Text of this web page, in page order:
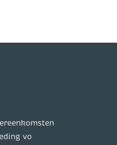
vo